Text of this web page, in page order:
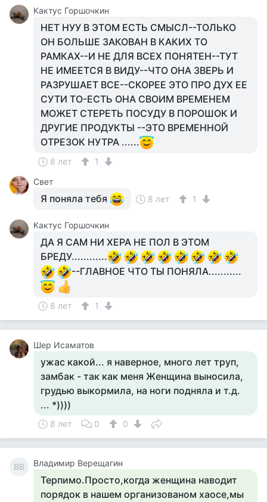
Кактус Горшочкин
НЕТ НУУ В ЭТОМ ЕСТЬ СМЫСЛ--ТОЛЬКО
ОН БОЛЬШЕ ЗАКОВАН В КАКИХ ТО
РАМКАХ--И НЕ ДЛЯ ВСЕХ ПОНЯТЕН--ТУТ
НЕ ИМЕЕТСЯ В ВИДУ--ЧТО ОНА ЗВЕРЬ И
РАЗРУШАЕТ ВСЕ--СКОРЕЕ ЭТО ПРО ДУХ ЕЕ
СУТИ ТО-ЕСТЬ ОНА СВОИМ ВРЕМЕНЕМ
МОЖЕТ СТЕРЕТЬ ПОСУДУ В ПОРОШОК И
ДРУГИЕ ПРОДУКТЫ --ЭТО ВРЕМЕННОЙ
ОТРЕЗОК НУТРА ......
8 лет
1
Свет
Я поняла тебя 8 лет 1
Кактус Горшочкин
ДА Я САМ НИ ХЕРА НЕ ПОЛ В ЭТОМ
БРЕДУ............
--ГЛАВНОЕ ЧТО ТЫ ПОНЯЛА...........
8 лет 1
Шер Исаматов
ужас какой... я наверное, много лет труп,
замбак - так как меня Женщина выносила,
грудью выкормила, на ноги подняла и т.д.
... *))))
8 лет 0 0
ВВ Владимир Верещагин
Терпимо.Просто,когда женщина наводит
порядок в нашем организованом хаосе,мы